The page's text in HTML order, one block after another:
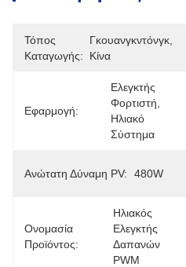
Τόπος
Καταγωγής:
Γκουανγκντόνγκ,
Κίνα
Εφαρμογή:
Ελεγκτής
Φορτιστή,
Ηλιακό
Σύστημα
Ανώτατη Δύναμη PV: 480W
Ονομασία
Προϊόντος:
Ηλιακός
Ελεγκτής
Δαπανών
PWM